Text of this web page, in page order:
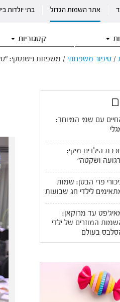
אתר השמות הגדול בתי יולדות
קטגוריות
/ סיפור משפחתי / משפחת נישנסקי:
עם שמי המיוחד:
הילדים מיקי:
ושקטה"
פרי הבטן: שמות
לילדי חג שבועות
עד מרוקאן:
המוזרים של ילדי
בעולם